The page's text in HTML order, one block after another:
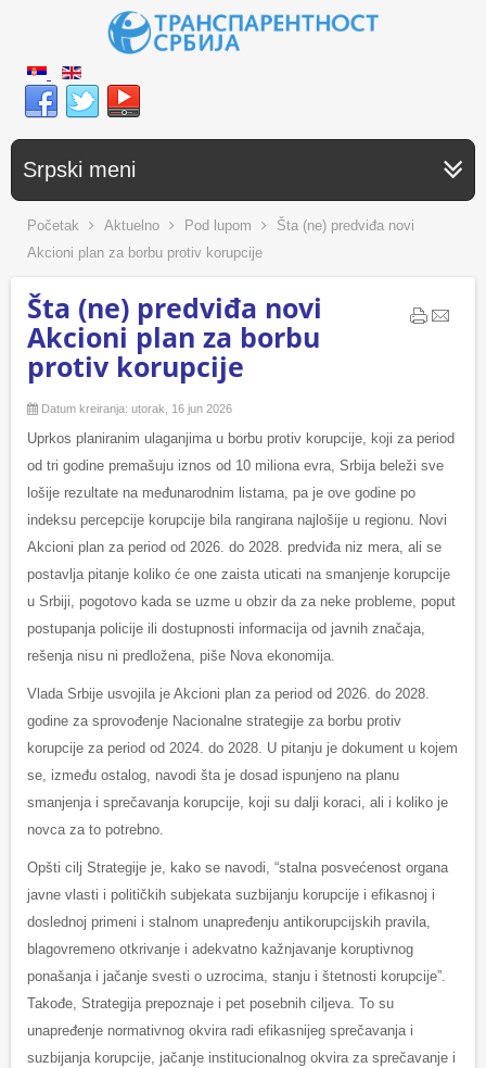
Srpski meni
Početak Aktuelno Pod lupom
Šta (ne) predviđa novi
Akcioni plan za borbu protiv korupcije
Šta (ne) predviđa novi
Akcioni plan za borbu
protiv korupcije
Datum kreiranja: utorak, 16 jun 2026
Uprkos planiranim ulaganjima u borbu protiv korupcije, koji za period
od tri godine premašuju iznos od 10 miliona evra, Srbija beleži sve
lošije rezultate na međunarodnim listama, pa je ove godine po
indeksu percepcije korupcije bila rangirana najlošije u regionu. Novi
Akcioni plan za period od 2026. do 2028. predviđa niz mera, ali se
postavlja pitanje koliko će one zaista uticati na smanjenje korupcije
u Srbiji, pogotovo kada se uzme u obzir da za neke probleme, poput
postupanja policije ili dostupnosti informacija od javnih značaja,
rešenja nisu ni predložena, piše Nova ekonomija.
Vlada Srbije usvojila je Akcioni plan za period od 2026. do 2028.
godine za sprovođenje Nacionalne strategije za borbu protiv
korupcije za period od 2024. do 2028. U pitanju je dokument u kojem
se, između ostalog, navodi šta je dosad ispunjeno na planu
smanjenja i sprečavanja korupcije, koji su dalji koraci, ali i koliko je
novca za to potrebno.
Opšti cilj Strategije je, kako se navodi, “stalna posvećenost organa
javne vlasti i političkih subjekata suzbijanju korupcije i efikasnoj i
doslednoj primeni i stalnom unapređenju antikorupcijskih pravila,
blagovremeno otkrivanje i adekvatno kažnjavanje koruptivnog
ponašanja i jačanje svesti o uzrocima, stanju i štetnosti korupcije”.
Takođe, Strategija prepoznaje i pet posebnih ciljeva. To su
unapređenje normativnog okvira radi efikasnijeg sprečavanja i
suzbijanja korupcije, jačanje institucionalnog okvira za sprečavanje i